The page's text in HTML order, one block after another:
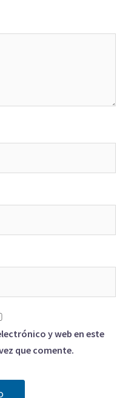
y web en este
que comente.